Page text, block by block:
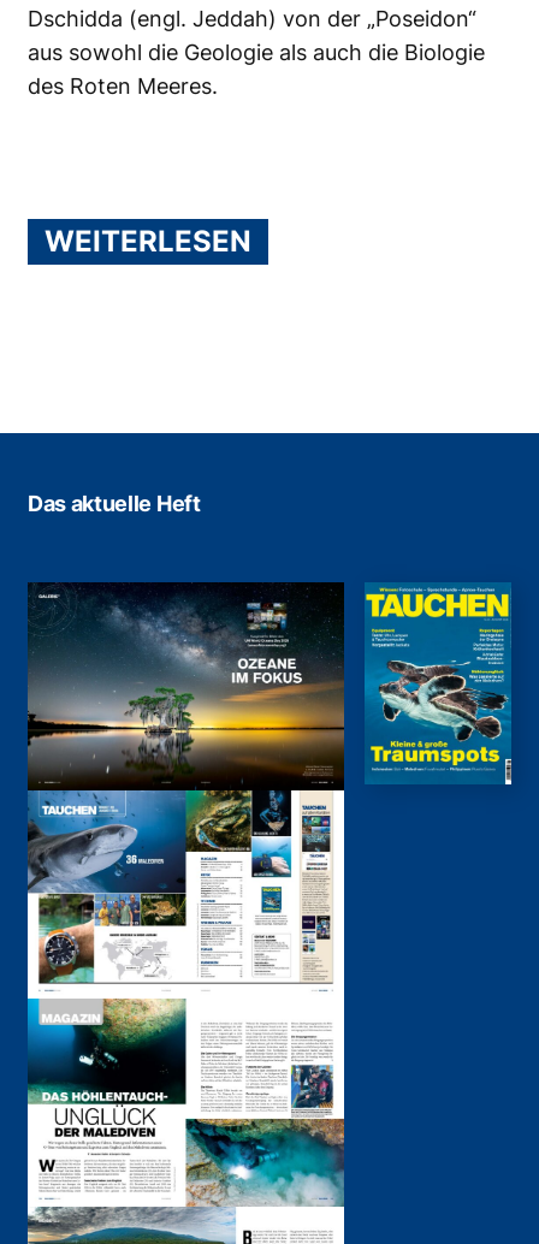
Dschidda (engl. Jeddah) von der „Poseidon“
aus sowohl die Geologie als auch die Biologie
des Roten Meeres.
WEITERLESEN
Das aktuelle Heft